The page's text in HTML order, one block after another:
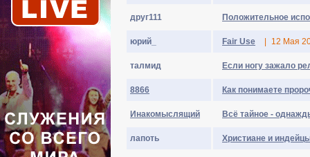
дpyг111 Положительное
юpий_ Fair Use 12 Мая
талмид Если ногу зажало
8866 Как понимаете
Инакомыслящий Всё тайное -
лапоть Христиане и